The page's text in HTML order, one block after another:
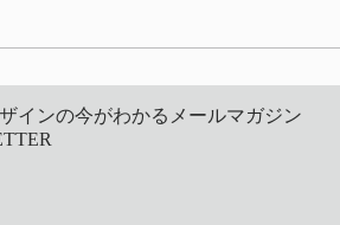
ザインの今がわかるメールマガジン